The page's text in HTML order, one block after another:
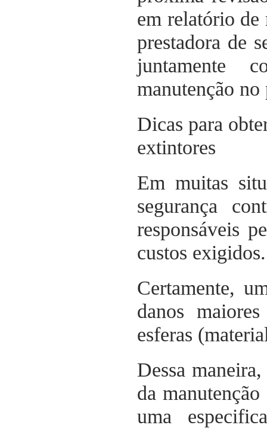
em relatório de
prestadora de
juntamente
manutenção
Dicas para
extintores
Em muitas
segurança
responsáveis
custos exigidos.
Certamente,
danos
esferas
Dessa
da
uma